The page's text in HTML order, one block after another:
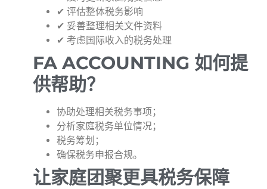
✔ 评估整体税务影响
✔ 妥善整理相关文件资料
✔ 考虑国际收入的税务处理
FA ACCOUNTING 如何提
供帮助？
协助处理相关税务事项；
分析家庭税务单位情况；
税务筹划；
确保税务申报合规。
让家庭团聚更具税务保障